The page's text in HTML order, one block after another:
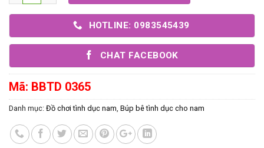
HOTLINE: 0983545439
CHAT FACEBOOK
Mã: BBTD 0365
Danh mục: Đồ chơi tình dục nam Búp bê tình dục cho nam